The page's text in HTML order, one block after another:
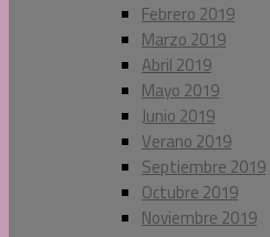
Febrero 2019
Marzo 2019
Abril 2019
Mayo 2019
Junio 2019
Verano 2019
Septiembre 2019
Octubre 2019
Noviembre 2019